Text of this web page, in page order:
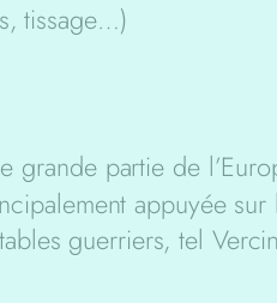
tissage…)
grande partie de
appuyée
guerriers, tel